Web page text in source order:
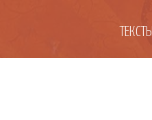
ТЕКСТЫ